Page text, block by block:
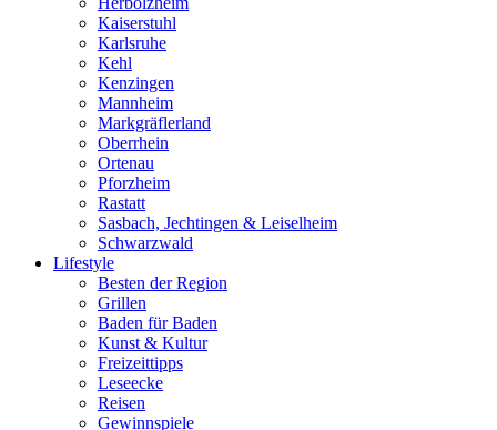
Kaiserstuhl
Karlsruhe
Kehl
Kenzingen
Mannheim
Markgräflerland
Oberrhein
Ortenau
Pforzheim
Rastatt
Sasbach, Jechtingen & Leiselheim
Schwarzwald
Lifestyle
Besten der Region
Grillen
Baden für Baden
Kunst & Kultur
Freizeittipps
Leseecke
Reisen
Gewinnspiele